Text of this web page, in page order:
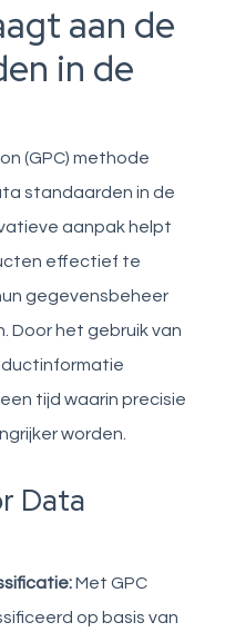
aan de
in de
(GPC) methode
standaarden in de
aanpak helpt
effectief te
gegevensbeheer
Door het gebruik van
tijd waarin precisie
worden.
Data
Met GPC
op basis van